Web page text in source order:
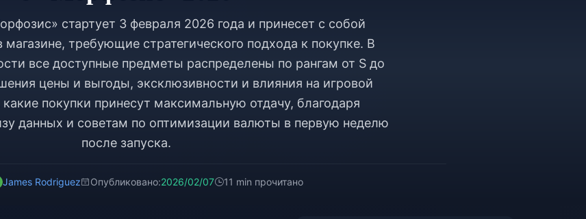
стартует 3 февраля 2026 года и принесет с собой
требующие стратегического подхода к покупке. В
все доступные предметы распределены по рангам от S до
цены и выгоды, эксклюзивности и влияния на игровой
какие покупки принесут максимальную отдачу, благодаря
данных и советам по оптимизации валюты в первую неделю
после запуска.
James Rodriguez Опубликовано:2026/02/07 11 min прочитано